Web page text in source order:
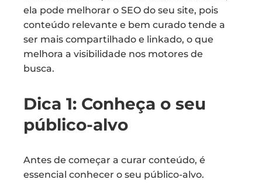
ela pode melhorar o SEO do seu site, pois
conteúdo relevante e bem curado tende a
ser mais compartilhado e linkado, o que
melhora a visibilidade nos motores de
busca.
Dica 1: Conheça o seu
público-alvo
Antes de começar a curar conteúdo, é
essencial conhecer o seu público-alvo.